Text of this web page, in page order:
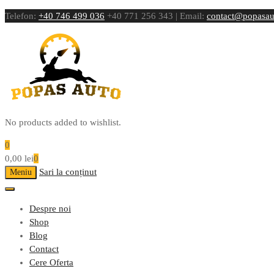
Telefon: +40 746 499 036 +40 771 256 343 | Email:
No products added to wishlist.
0
0,00 lei0
Meniu Sari la conținut
Despre noi
Shop
Blog
Contact
Cere Oferta